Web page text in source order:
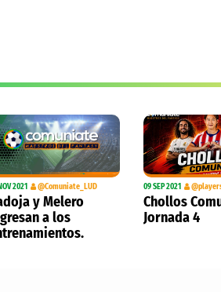
2021 @Comuniate_LUD
y Melero
a los
09 SEP 2021
Chollos
Jornada 4